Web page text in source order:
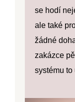
se hodí
ale také
žádné
zakázce
systému